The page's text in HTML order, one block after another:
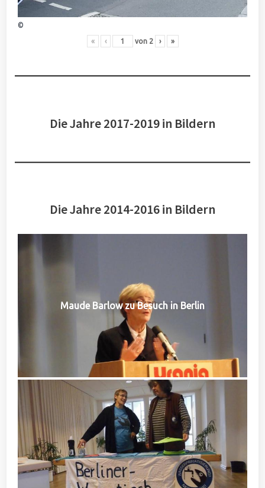
©
« ‹ von 2 › »
Die Jahre 2017-2019 in Bildern
Die Jahre 2014-2016 in Bildern
Maude Barlow zu Besuch in Berlin